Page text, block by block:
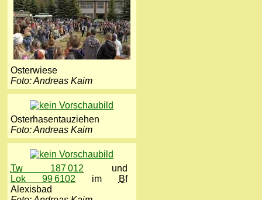
Osterwiese
Foto: Andreas Kaim
Osterhasentauziehen
Foto: Andreas Kaim
Tw187 012 und
Lok 99 6102 im
Bf
Alexisbad